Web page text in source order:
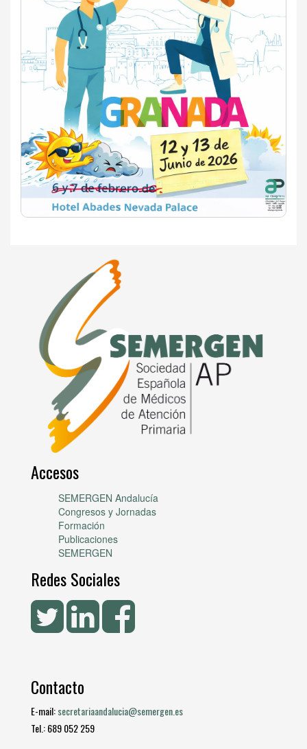
Accesos
SEMERGEN Andalucía
Congresos y Jornadas
Formación
Publicaciones
SEMERGEN
Redes Sociales
Contacto
E-mail:secretariaandalucia@semergen.es
Tel.: 689 052 259